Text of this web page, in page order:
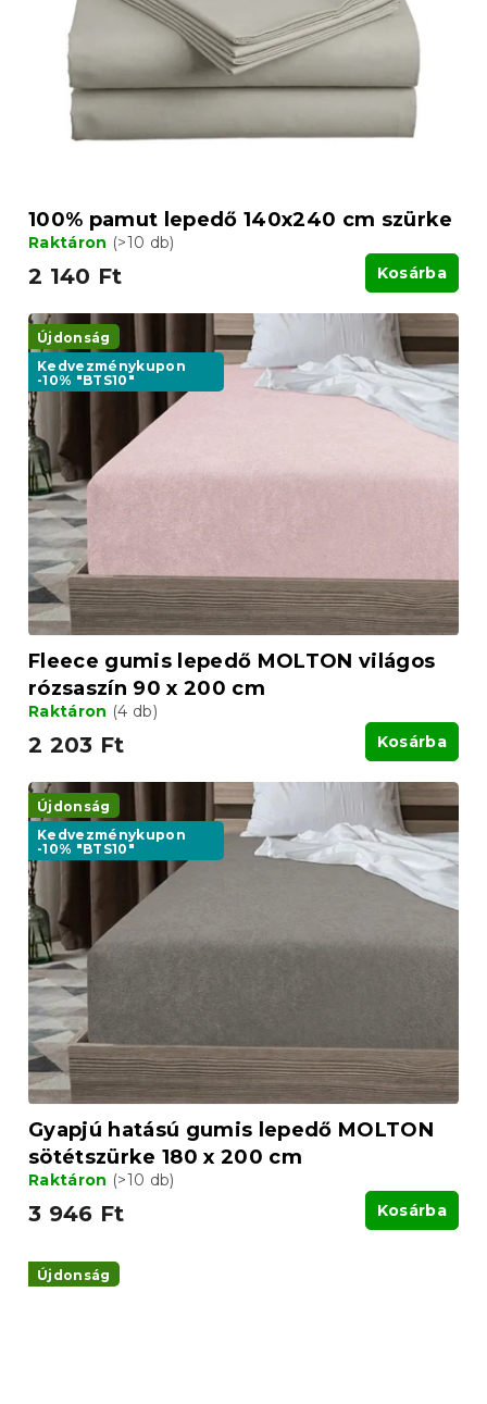
100% pamut lepedő 140x240 cm szürke
Raktáron (>10 db)
2 140 Ft Kosárba
Újdonság
Kedvezménykupon
-10% "BTS10"
Fleece gumis lepedő MOLTON világos
rózsaszín 90 x 200 cm
Raktáron (4 db)
2 203 Ft Kosárba
Újdonság
Kedvezménykupon
-10% "BTS10"
Gyapjú hatású gumis lepedő MOLTON
sötétszürke 180 x 200 cm
Raktáron (>10 db)
3 946 Ft Kosárba
Újdonság